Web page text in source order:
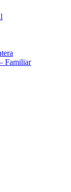
Familiar